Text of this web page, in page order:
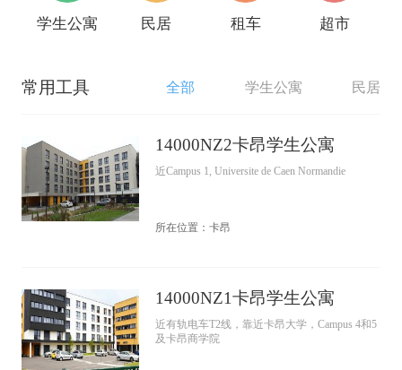
学生公寓 民居 租车 超市
常用工具 全部 学生公寓 民居
14000NZ2卡昂学生公寓
近Campus 1, Universite de Caen Normandie
所在位置：卡昂
14000NZ1卡昂学生公寓
近有轨电车T2线，靠近卡昂大学，Campus 4和5
及卡昂商学院